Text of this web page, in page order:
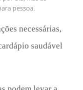
pessoa.
necessárias,
saudável